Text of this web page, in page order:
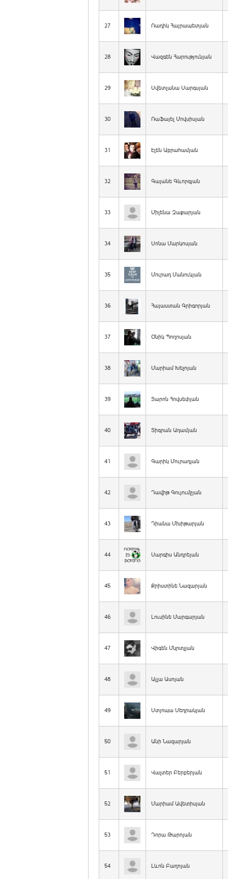
27 Ռադիկ Հայրապետյան
28 Վազգեն Հարությունյան
29 Սվետլանա Սարգսյան
30 Ռաֆայել Մովսիսյան
31 Էլեն Աբրահամյան
32 Գայանե Գևորգյան
33 Միլենա Զաքարյան
34 Սոնա Մարկոսյան
35 Մուրադ Մանուկյան
36 Հայաստան Գրիգորյան
37 Օնիկ Պողոսյան
38 Մարիամ Խեչոյան
39 Տարոն Հովսեփյան
40 Տիգրան Ադամյան
41 Գարիկ Մուրադյան
42 Դավիթ Գույումջյան
43 Դիանա Մխիթարյան
44 Սարգիս Անդրեյան
45 Քրիստինե Նազարյան
46 Լուսինե Մարգարյան
47 Վիգեն Մկրտչյան
48 Ալլա Ասոյան
49 Ստյոպա Սեդրակյան
50 Անի Նազարյան
51 Վալտեր Բերբերյան
52 Մարիամ Ավետիսյան
53 Դորա Թարոյան
54 Լևոն Բաղոյան